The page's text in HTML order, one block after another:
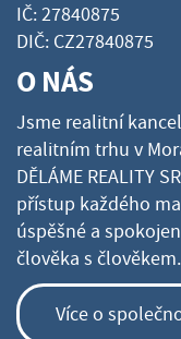
IČ: 27840875
DIČ: CZ27840875
O NÁS
Jsme realitní
realitním trhu v
DĚLÁME REALITY
přístup každého
úspěšné a
člověka s člověkem.
Více o